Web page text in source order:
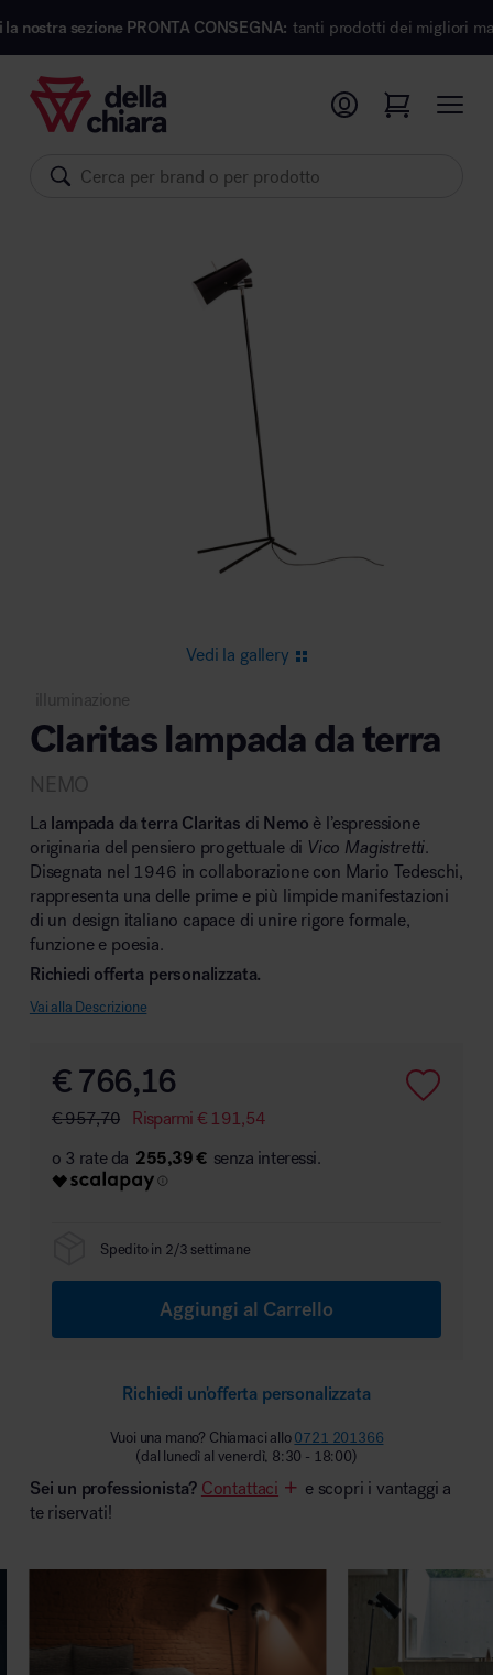
PRONTA CONSEGNA: tanti prodotti dei migliori marchi di
Prodotti
Ambienti
Area lounge e attesa
Area outdoor
Area hospitality
Brand
MillerKnoll
Vedi la gallery
illuminazione
Claritas lampada da terra
NEMO
La lampada da terra Claritas di Nemo è l’espressione
originaria del pensiero progettuale di Vico Magistretti.
Disegnata nel 1946 in collaborazione con Mario Tedeschi,
rappresenta una delle prime e più limpide manifestazioni
di un design italiano capace di unire rigore formale,
funzione e poesia.
Richiedi offerta personalizzata.
Vai alla Descrizione
€766,16
€957,70 Risparmi € 191,54
255,39 €
Spedito in 2/3 settimane
Aggiungi al Carrello
Richiedi un'offerta personalizzata
Vuoi una mano? Chiamaci allo0721 201366
(dal lunedì al venerdì, 8:30 - 18:00)
Sei un professionista? Contattaci
e scopri i vantaggi a
te riservati!